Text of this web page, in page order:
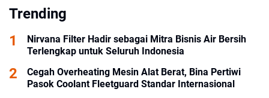
Trending
Nirvana Filter Hadir sebagai Mitra Bisnis Air Bersih
Terlengkap untuk Seluruh Indonesia
Cegah Overheating Mesin Alat Berat, Bina Pertiwi
Pasok Coolant Fleetguard Standar Internasional